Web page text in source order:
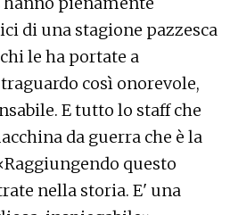
di una stagione pazzesca
le ha portate a
così onorevole,
E tutto lo staff che
da guerra che è la
questo
nella storia. E' una